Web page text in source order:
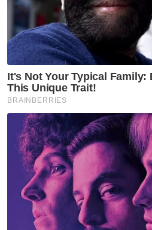
Dalam majlis sama, Ramli
dianugerahkan Darjah
Negeri yang membawa
Utama.
Majlis angkat sumpah itu
bacaan doa oleh Mufti
Dr Mohd Sukki Othman.
Artikel Berkaitan:
Pulau Pinang tubuh
sumber air mentah
Tan Sri disyaki proksi
di Pulau Pinang
5 juta penumpang guna Feri